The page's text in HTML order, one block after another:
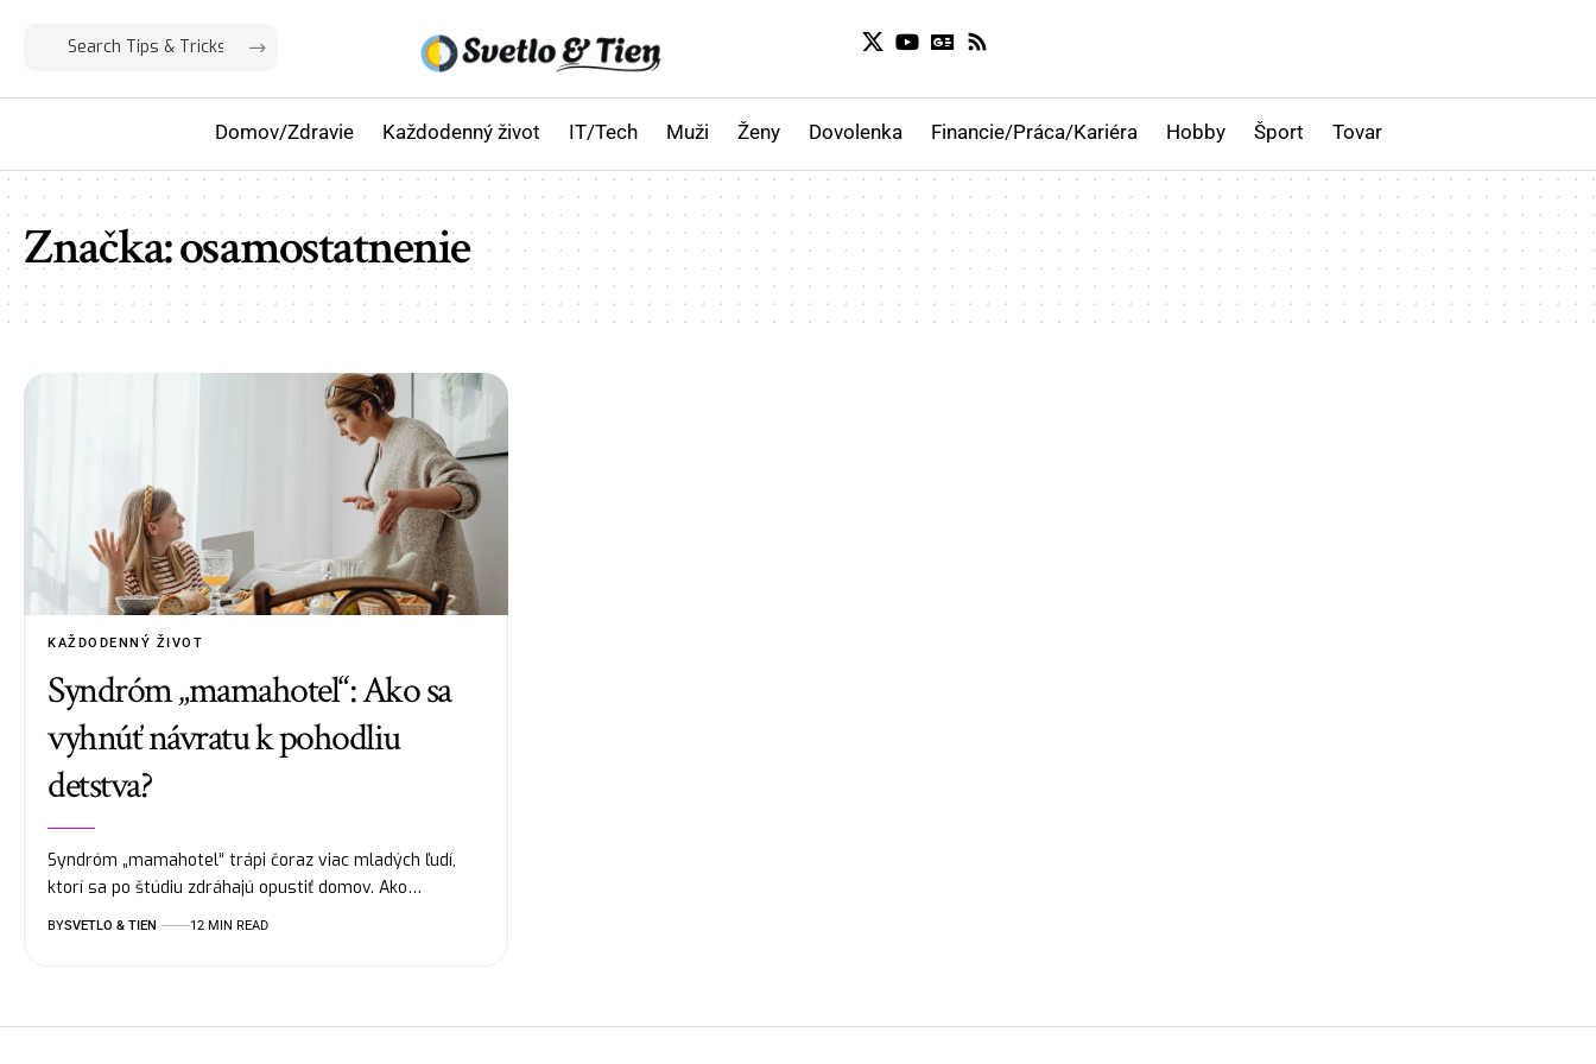
Domov/Zdravie Každodenný život IT/Tech Muži Ženy Dovolenka Financie/Práca/Kariéra Hobby Šport Tovar
Značka:osamostatnenie
KAŽDODENNÝ ŽIVOT
Syndróm „mamahotel“: Ako sa
vyhnúť návratu k pohodliu
detstva?
Syndróm „mamahotel“ trápi čoraz viac mladých ľudí,
ktorí sa po štúdiu zdráhajú opustiť domov. Ako…
BYSVETLO & TIEN 12 MIN READ